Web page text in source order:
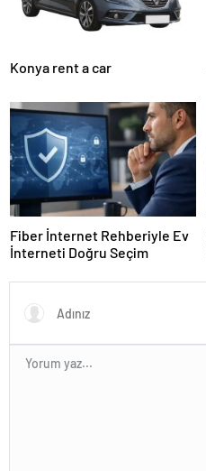
Konya rent a car
Fiber İnternet Rehberiyle Ev
İnterneti Doğru Seçim